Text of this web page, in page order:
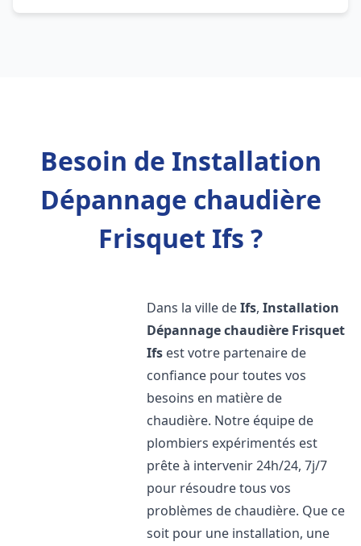
Besoin de Installation
Dépannage chaudière
Frisquet Ifs ?
Dans la ville deIfs,Installation
Dépannage chaudière Frisquet
Ifs est votre partenaire de
confiance pour toutes vos
besoins en matière de
chaudière. Notre équipe de
plombiers expérimentés est
prête à intervenir 24h/24, 7j/7
pour résoudre tous vos
problèmes de chaudière. Que ce
soit pour une installation, une